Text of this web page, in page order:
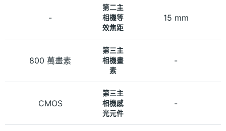
-
第二主
相機等
效焦距
15 mm
800 萬畫素
第三主
相機畫
素
-
CMOS
第三主
相機感
光元件
-